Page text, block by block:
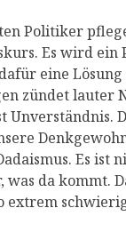
Politiker
Es wird ein
eine Lösung
zündet lauter
Unverständnis.
Es ist
da kommt.
extrem